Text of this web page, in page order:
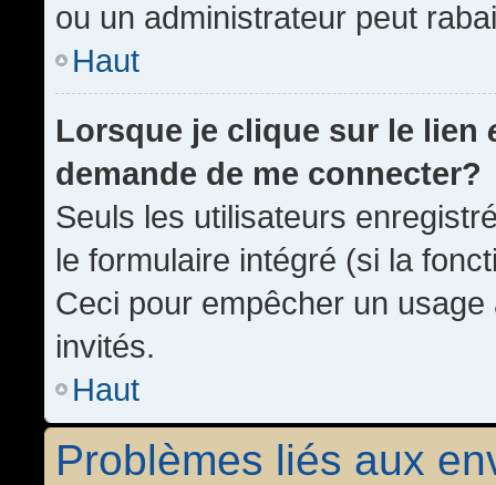
ou un administrateur peut
Haut
Lorsque je clique sur le lien
demande de me connecter?
Seuls les utilisateurs
le formulaire intégré (si la
Ceci pour empêcher un
invités.
Haut
Problèmes liés aux